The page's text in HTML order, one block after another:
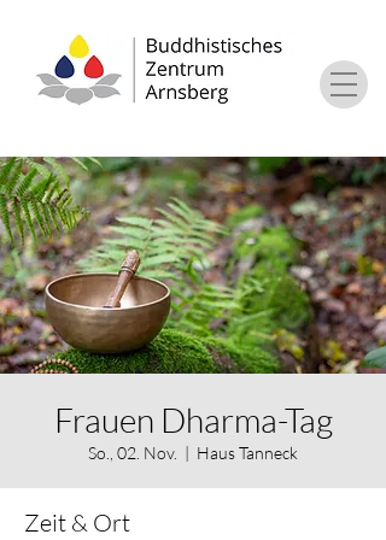
Frauen Dharma-Tag
So., 02. Nov.
  |
Haus Tanneck
Zeit & Ort